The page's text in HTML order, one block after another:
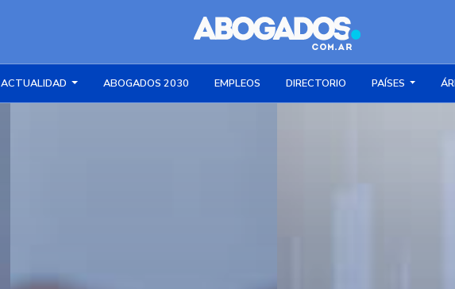
ACTUALIDAD ABOGADOS 2030 EMPLEOS DIRECTORIO PAÍSES